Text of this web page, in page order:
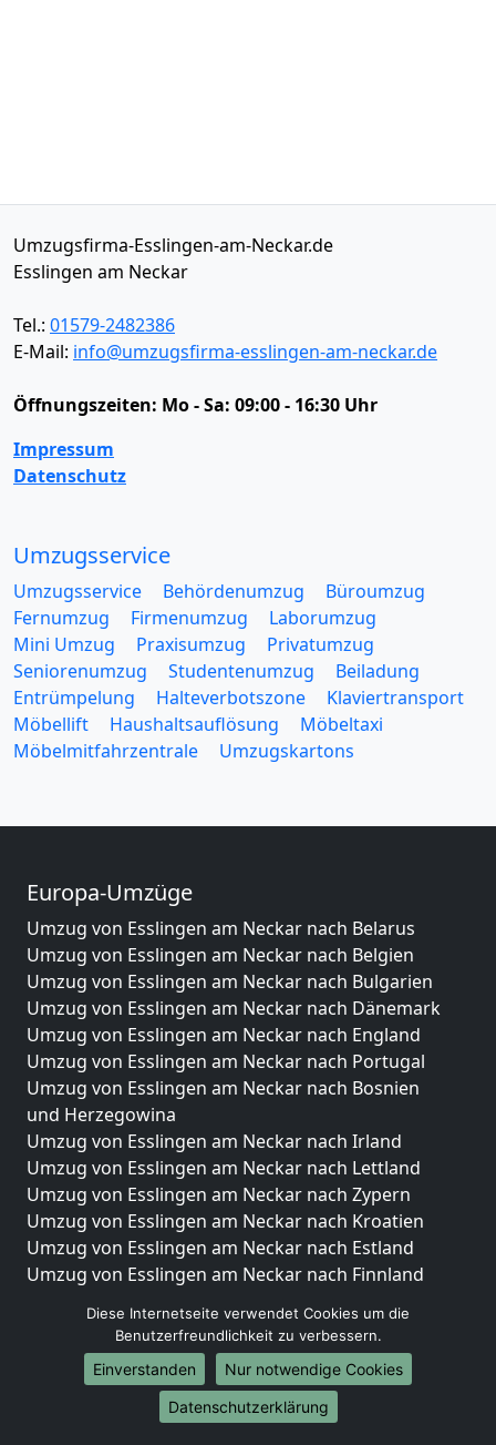
Umzugsfirma-Esslingen-am-Neckar.de
Esslingen am Neckar
Tel.: 01579-2482386
E-Mail: info@umzugsfirma-esslingen-am-neckar.de
Öffnungszeiten: Mo - Sa: 09:00 - 16:30 Uhr
Impressum
Datenschutz
Umzugsservice
Umzugsservice Behördenumzug
Büroumzug
Fernumzug
Firmenumzug
Laborumzug
Mini Umzug
Praxisumzug
Privatumzug
Seniorenumzug
Studentenumzug
Beiladung
Entrümpelung
Halteverbotszone
Klaviertransport
Möbellift
Haushaltsauflösung
Möbeltaxi
Möbelmitfahrzentrale
Umzugskartons
Europa-Umzüge
Umzug von Esslingen am Neckar nach Belarus
Umzug von Esslingen am Neckar nach Belgien
Umzug von Esslingen am Neckar nach Bulgarien
Umzug von Esslingen am Neckar nach Dänemark
Umzug von Esslingen am Neckar nach England
Umzug von Esslingen am Neckar nach Portugal
Umzug von Esslingen am Neckar nach Bosnien
und Herzegowina
Umzug von Esslingen am Neckar nach Irland
Umzug von Esslingen am Neckar nach Lettland
Umzug von Esslingen am Neckar nach Zypern
Umzug von Esslingen am Neckar nach Kroatien
Umzug von Esslingen am Neckar nach Estland
Umzug von Esslingen am Neckar nach Finnland
Umzug von Esslingen am Neckar nach Griechenland
Umzug von Esslingen am Neckar nach Italien
Umzug von Esslingen am Neckar nach Liechtenstein
Umzug von Esslingen am Neckar nach Luxemburg
Diese Internetseite verwendet Cookies um die
Benutzerfreundlichkeit zu verbessern.
Einverstanden
Nur notwendige Cookies
Datenschutzerklärung